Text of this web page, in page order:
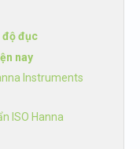
độ đục
nay
Instruments
ISO Hanna